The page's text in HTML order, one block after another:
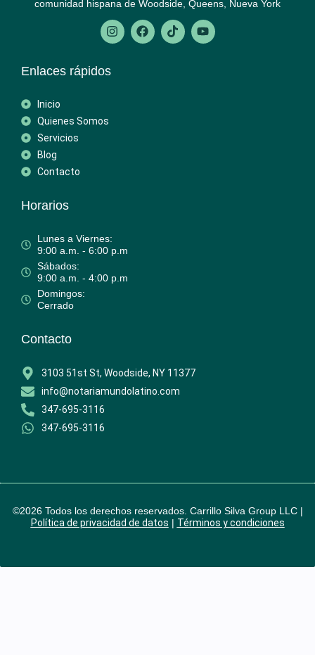
comunidad hispana de Woodside, Queens, Nueva York
Enlaces rápidos
Inicio
Quienes Somos
Servicios
Blog
Contacto
Horarios
Lunes a Viernes:
9:00 a.m. - 6:00 p.m
Sábados:
9:00 a.m. - 4:00 p.m
Domingos:
Cerrado
Contacto
3103 51st St, Woodside, NY 11377
info@notariamundolatino.com
347-695-3116
347-695-3116
©2026 Todos los derechos reservados. Carrillo Silva Group LLC |
Política de privacidad de datos | Términos y condiciones